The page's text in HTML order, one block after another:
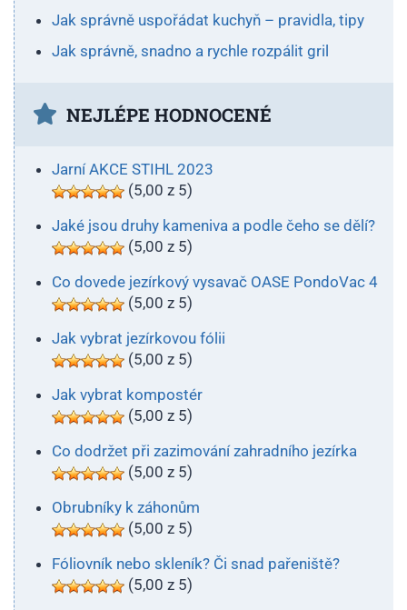
Jak správně uspořádat kuchyň – pravidla, tipy
Jak správně, snadno a rychle rozpálit gril
NEJLÉPE HODNOCENÉ
Jarní AKCE STIHL 2023
(5,00 z 5)
Jaké jsou druhy kameniva a podle čeho se dělí?
(5,00 z 5)
Co dovede jezírkový vysavač OASE PondoVac 4
(5,00 z 5)
Jak vybrat jezírkovou fólii
(5,00 z 5)
Jak vybrat kompostér
(5,00 z 5)
Co dodržet při zazimování zahradního jezírka
(5,00 z 5)
Obrubníky k záhonům
(5,00 z 5)
Fóliovník nebo skleník? Či snad pařeniště?
(5,00 z 5)